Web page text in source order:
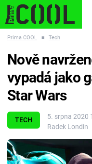
ESCAPE PLNEJ KOTEL
Témata
Filmy
Prima COOL ■ Tech
TECH
5. srpna 2020
Radek Londin
Nově
vypadá jako
Star Wars